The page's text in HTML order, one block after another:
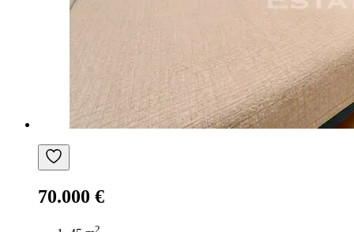
70.000 €
2